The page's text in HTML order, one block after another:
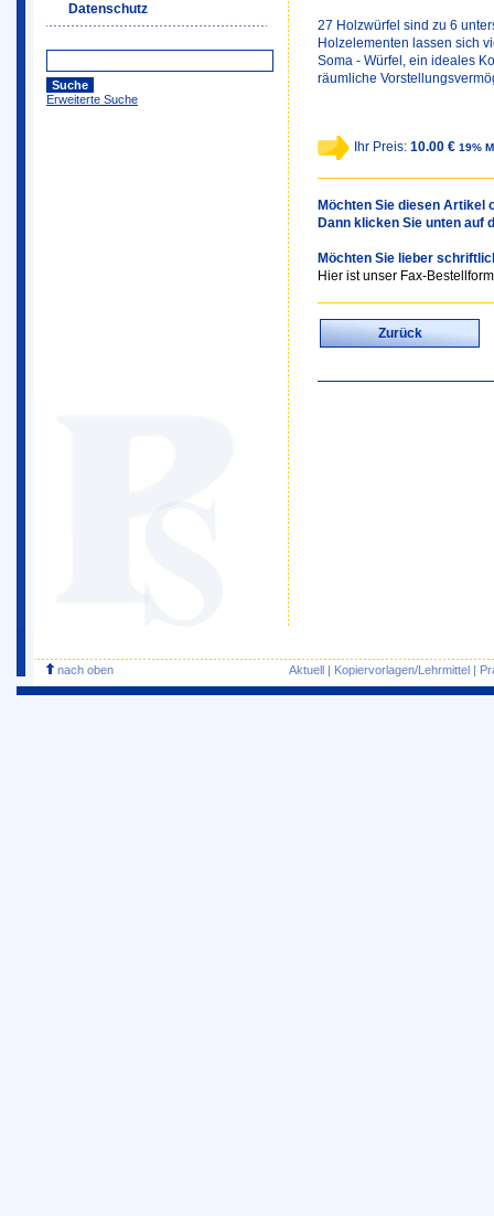
Datenschutz
Erweiterte Suche
27 Holzwürfel sind zu 6
Holzelementen lassen sich
Soma - Würfel, ein ideales
räumliche
Ihr Preis: 10.00 € 19%
Möchten Sie diesen Artikel
Dann klicken Sie unten auf
Möchten Sie lieber
Hier ist unser Fax-
Zurück
nach oben Aktuell | Kopiervorlagen/Lehrmittel |